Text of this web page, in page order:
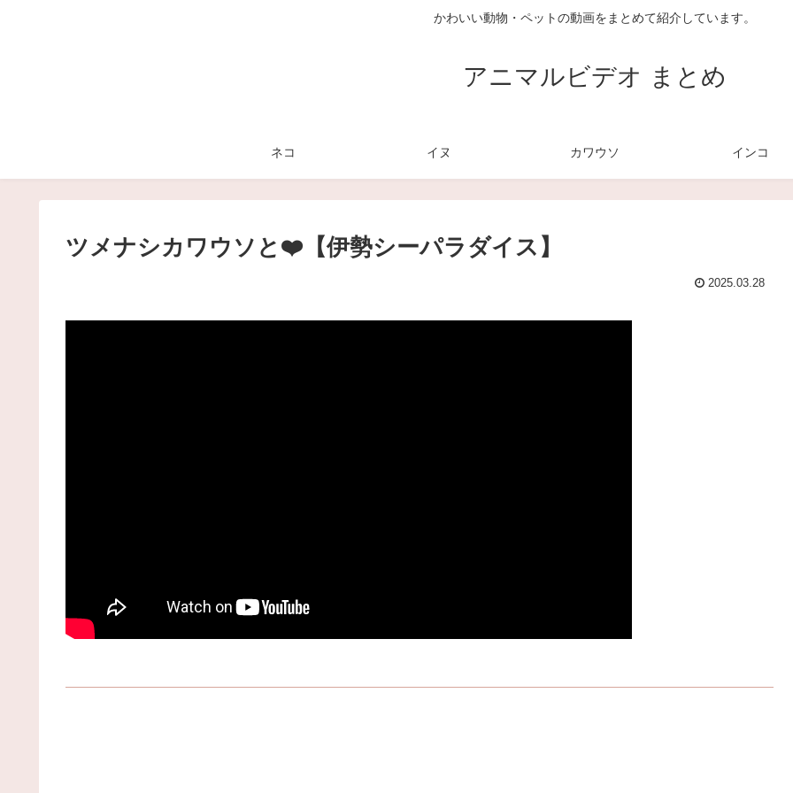
かわいい動物・ペットの動画をまとめて紹介しています。
アニマルビデオ まとめ
ネコ イヌ カワウソ インコ
ツメナシカワウソと❤️【伊勢シーパラダイス】
2025.03.28